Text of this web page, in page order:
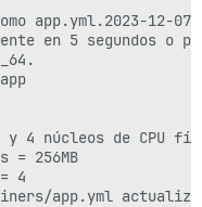
app.yml.2023-12-07-
en 5 segundos o
y 4 núcleos de CPU
= 256MB
4
app.yml